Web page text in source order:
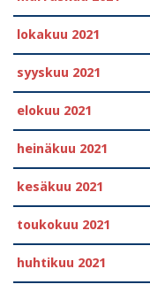
lokakuu 2021
syyskuu 2021
elokuu 2021
heinäkuu 2021
kesäkuu 2021
toukokuu 2021
huhtikuu 2021